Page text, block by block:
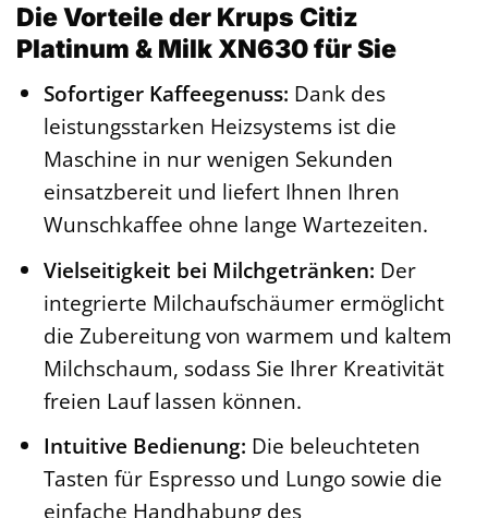
Die Vorteile der Krups Citiz
Platinum & Milk XN630 für Sie
Sofortiger Kaffeegenuss: Dank des
leistungsstarken Heizsystems ist die
Maschine in nur wenigen Sekunden
einsatzbereit und liefert Ihnen Ihren
Wunschkaffee ohne lange Wartezeiten.
Vielseitigkeit bei Milchgetränken: Der
integrierte Milchaufschäumer ermöglicht
die Zubereitung von warmem und kaltem
Milchschaum, sodass Sie Ihrer Kreativität
freien Lauf lassen können.
Intuitive Bedienung: Die beleuchteten
Tasten für Espresso und Lungo sowie die
einfache Handhabung des